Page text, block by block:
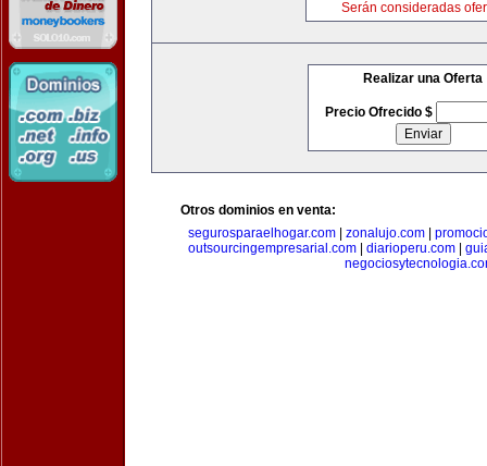
Serán consideradas
Realizar una Oferta
Precio Ofrecido $
Otros dominios en venta:
segurosparaelhogar.com| zonalujo.com|
outsourcingempresarial.com| diarioperu.com|